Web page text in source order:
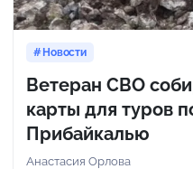
Новости
Ветеран СВО
карты для туров
Прибайкалью
Анастасия Орлова